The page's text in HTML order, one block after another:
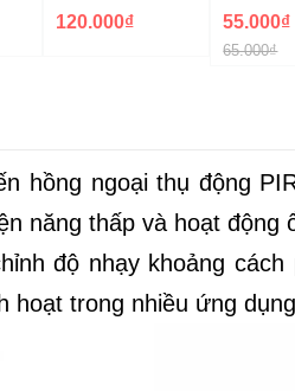
120.000₫ 55.000₫
65.000₫
hồng ngoại thụ động
năng thấp và hoạt động
độ nhạy khoảng
hoạt trong nhiều ứng